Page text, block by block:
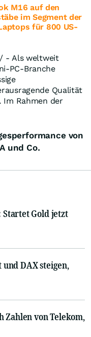
M16 auf den
im Segment der
für 800 US-
- Als weltweit
PC-Branche
Qualität
Im Rahmen der
von
und Co.
Startet Gold jetzt
und DAX steigen,
Zahlen von Telekom,